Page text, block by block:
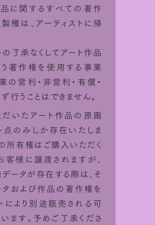
に関するすべての著作
権は、アーティストに帰
の了承なくしてアート作品
著作権を使用する事業
の営利・非営利・有償・
行うことはできません。
いたアート作品の原画
のみしか存在いたしま
所有権はご購入いただく
客様に譲渡されますが、
ータが存在する際は、そ
および作品の著作権を
により別途販売される可
ます。予めご了承くださ
STEP 1